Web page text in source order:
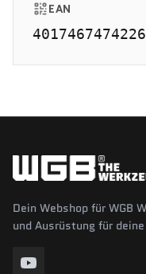
EAN
4017467474226
Dein Webshop für WGB
und Ausrüstung für